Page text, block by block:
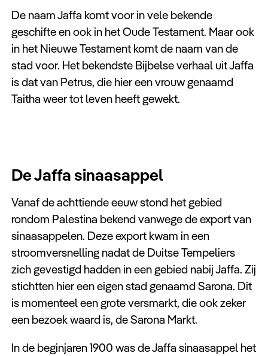
De naam Jaffa komt voor in vele bekende
geschifte en ook in het Oude Testament. Maar ook
in het Nieuwe Testament komt de naam van de
stad voor. Het bekendste Bijbelse verhaal uit Jaffa
is dat van Petrus, die hier een vrouw genaamd
Taitha weer tot leven heeft gewekt.
De Jaffa sinaasappel
Vanaf de achttiende eeuw stond het gebied
rondom Palestina bekend vanwege de export van
sinaasappelen. Deze export kwam in een
stroomversnelling nadat de Duitse Tempeliers
zich gevestigd hadden in een gebied nabij Jaffa. Zij
stichtten hier een eigen stad genaamd Sarona. Dit
is momenteel een grote versmarkt, die ook zeker
een bezoek waard is, de Sarona Markt.
In de beginjaren 1900 was de Jaffa sinaasappel het